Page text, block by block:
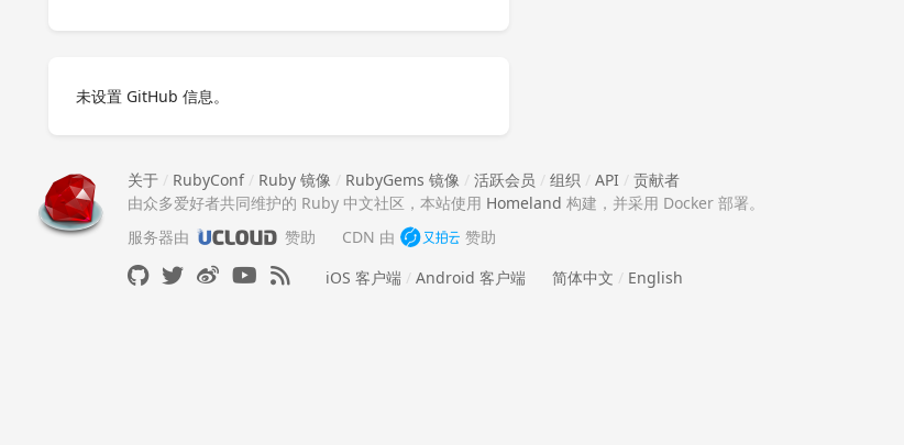
未设置 GitHub 信息。
关于 / RubyConf/ Ruby 镜像 / RubyGems 镜像 / 活跃会员 / 组织 / API / 贡献者
由众多爱好者共同维护的 Ruby 中文社区，本站使用 Homeland 构建，并采用 Docker 部署。
服务器由
赞助 CDN 由
赞助
iOS 客户端 / Android 客户端 简体中文 / English